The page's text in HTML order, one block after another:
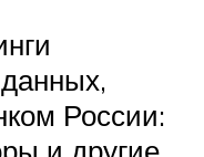
России: